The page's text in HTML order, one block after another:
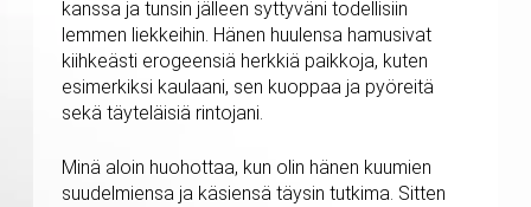
kanssa ja tunsin jälleen syttyväni todellisiin
lemmen liekkeihin. Hänen huulensa hamusivat
kiihkeästi erogeensiä herkkiä paikkoja, kuten
esimerkiksi kaulaani, sen kuoppaa ja pyöreitä
sekä täyteläisiä rintojani.
Minä aloin huohottaa, kun olin hänen kuumien
suudelmiensa ja käsiensä täysin tutkima. Sitten